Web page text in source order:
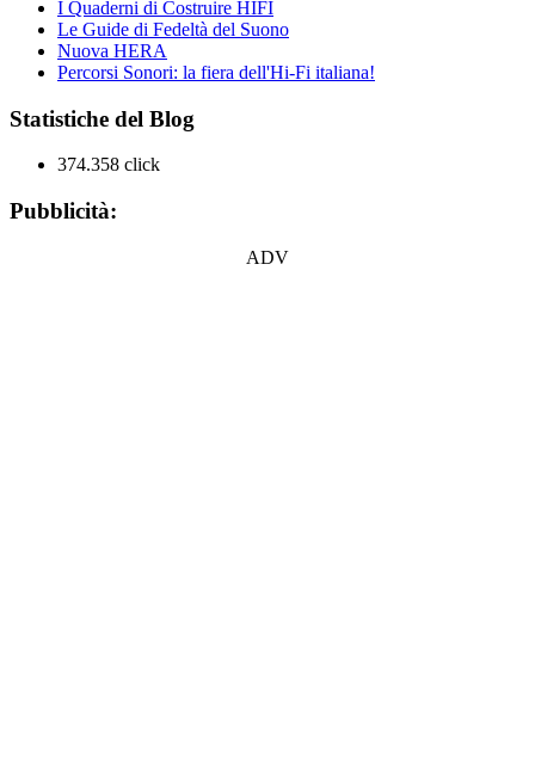
I Quaderni di Costruire HIFI
Le Guide di Fedeltà del Suono
Nuova HERA
Percorsi Sonori: la fiera dell'Hi-Fi italiana!
Statistiche del Blog
374.358 click
Pubblicità:
ADV